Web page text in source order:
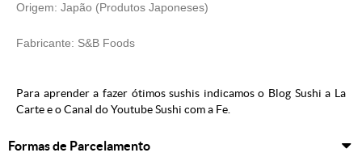
Origem: Japão (Produtos Japoneses)
Fabricante: S&B Foods
Para aprender a fazer ótimos sushis indicamos o Blog Sushi a La
Cartee o Canal do YoutubeSushi com a Fe
Formas de Parcelamento